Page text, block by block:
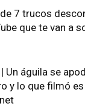
7 trucos
que te van a
Un águila se
y lo que filmó